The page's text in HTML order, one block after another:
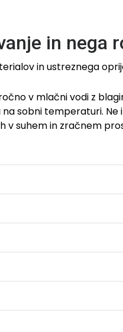
in nega
in ustreznega
v mlačni vodi z
na sobni temperaturi.
v suhem in zračnem